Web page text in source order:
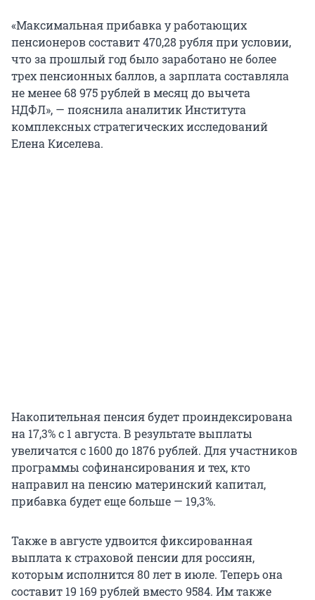
«Максимальная прибавка у работающих
пенсионеров составит 470,28 рубля при условии,
что за прошлый год было заработано не более
трех пенсионных баллов, а зарплата составляла
не менее 68 975рублей в месяц до вычета
НДФЛ», — пояснила аналитик Института
комплексных стратегических исследований
Елена Киселева.
Накопительная пенсия будет проиндексирована
на 17,3% с 1 августа. В результате выплаты
увеличатся с 1600 до 1876 рублей. Для участников
программы софинансирования и тех, кто
направил на пенсию материнский капитал,
прибавка будет еще больше — 19,3%.
Также в августе удвоится фиксированная
выплата к страховой пенсии для россиян,
которым исполнится 80 лет в июле. Теперь она
составит 19 169 рублей вместо 9584. Им также